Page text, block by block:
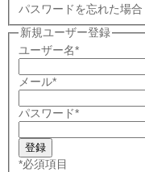
パスワードを忘れた場合
新規ユーザー登録
ユーザー名*
メール*
パスワード*
*必須項目